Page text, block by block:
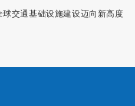
交通基础设施建设迈向新高度